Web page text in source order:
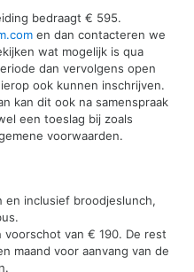
bedraagt € 595.
en dan contacteren we
wat mogelijk is qua
dan vervolgens open
ook kunnen inschrijven.
kan dit ook na samenspraak
een toeslag bij zoals
voorwaarden.
en inclusief broodjeslunch,
voorschot van € 190. De rest
maand voor aanvang van de